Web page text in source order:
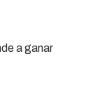
a ganar